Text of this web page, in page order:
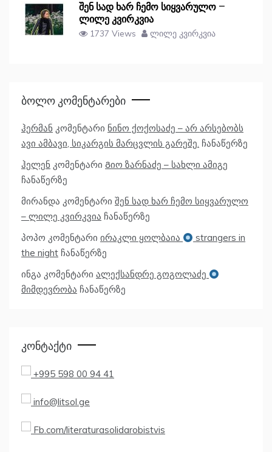
შენ სად ხარ ჩემო სიყვარულო –
ლილე კვირკვია
1737 Views ლილე კვირკვია
Ბოლო Კომენტარები
ჰერმან კომენტარი ნინო ქოქოსაძე – არ არსებობს
ავი ამბავი, სიკარგის მარცვლის გარეშე. ჩანაწერზე
ჰელენ კომენტარი Გიო ზარნაძე – სახლი ამიგე
ჩანაწერზე
მირანდა კომენტარი შენ სად ხარ ჩემო სიყვარულო
– ლილე კვირკვია ჩანაწერზე
პოპო კომენტარი ირაკლი ყოლბაია
strangers in
the night ჩანაწერზე
ინგა კომენტარი ალექსანდრე გოგოლაძე
მიმდევრობა ჩანაწერზე
Კონტაქტი
+995 598 00 94 41
info@litsol.ge
Fb.com/literaturasolidarobistvis